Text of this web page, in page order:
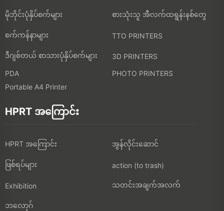
မိုဘိုင်းပုံနှိပ်စက်များ စားသုံးသူ အီလက်ထရွန်းနစ်တွေ
စက်ကန်နာများ TTO PRINTERS
ဒီဂျစ်တယ် စာသားပုံနှိပ်စက်များ
3D PRINTERS
PDA
PHOTO PRINTERS
Portable A4 Printer
HPRT အကြောင်း
HPRT အကြောင်း အွန်လိုင်းဆောင်
ဖြစ်ရပ်များ action (to trash)
Exhibition သတင်းအချက်အလက်
ဘလော့ဂ်